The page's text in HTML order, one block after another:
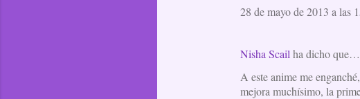
28 de mayo de 2013 a las
Nisha Scail ha dicho que…
A este anime me
mejora muchísimo, la